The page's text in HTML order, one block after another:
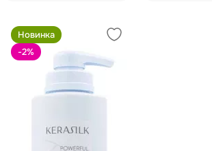
Новинка
-2%